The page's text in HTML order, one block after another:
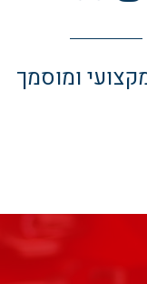
ומוסמך